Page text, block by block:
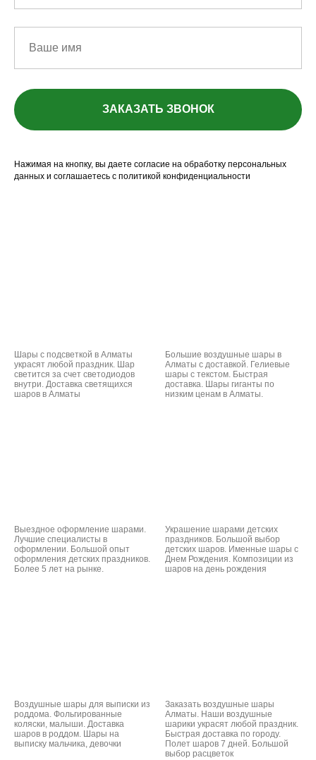
ЗАКАЗАТЬ ЗВОНОК
Нажимая на кнопку, вы даете согласие на обработку персональных
данных и соглашаетесь c политикой конфиденциальности
Шары с подсветкой в Алматы
украсят любой праздник. Шар
светится за счет светодиодов
внутри. Доставка светящихся
шаров в Алматы
Большие воздушные шары в
Алматы с доставкой. Гелиевые
шары с текстом. Быстрая
доставка. Шары гиганты по
низким ценам в Алматы.
Выездное оформление шарами.
Лучшие специалисты в
оформлении. Большой опыт
оформления детских праздников.
Более 5 лет на рынке.
Украшение шарами детских
праздников. Большой выбор
детских шаров. Именные шары с
Днем Рождения. Композиции из
шаров на день рождения
Воздушные шары для выписки из
роддома. Фольгированные
коляски, малыши. Доставка
шаров в роддом. Шары на
выписку мальчика, девочки
Заказать воздушные шары
Алматы. Наши воздушные
шарики украсят любой праздник.
Быстрая доставка по городу.
Полет шаров 7 дней. Большой
выбор расцветок